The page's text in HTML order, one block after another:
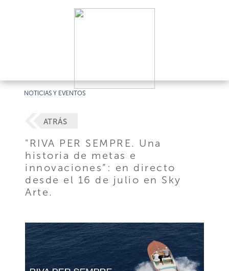
NOTICIAS Y EVENTOS
ATRÁS
"RIVA PER SEMPRE. Una
historia de metas e
innovaciones”: en directo
desde el 16 de julio en Sky
Arte.